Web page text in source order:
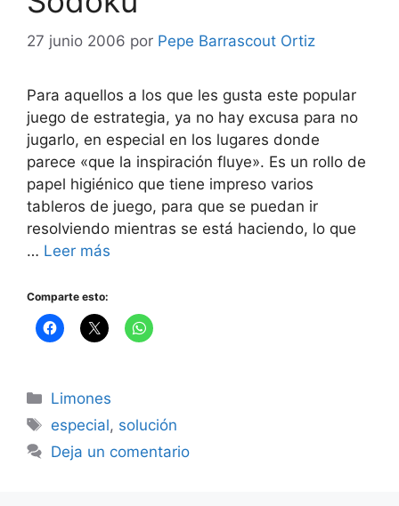
27 junio 2006 por Pepe Barrascout Ortiz
Para aquellos a los que les gusta este popular
juego de estrategia, ya no hay excusa para no
jugarlo, en especial en los lugares donde
parece «que la inspiración fluye». Es un rollo de
papel higiénico que tiene impreso varios
tableros de juego, para que se puedan ir
resolviendo mientras se está haciendo, lo que
… Leer más
Comparte esto:
Categorías
Limones
Etiquetas
especial, solución
Deja un comentario